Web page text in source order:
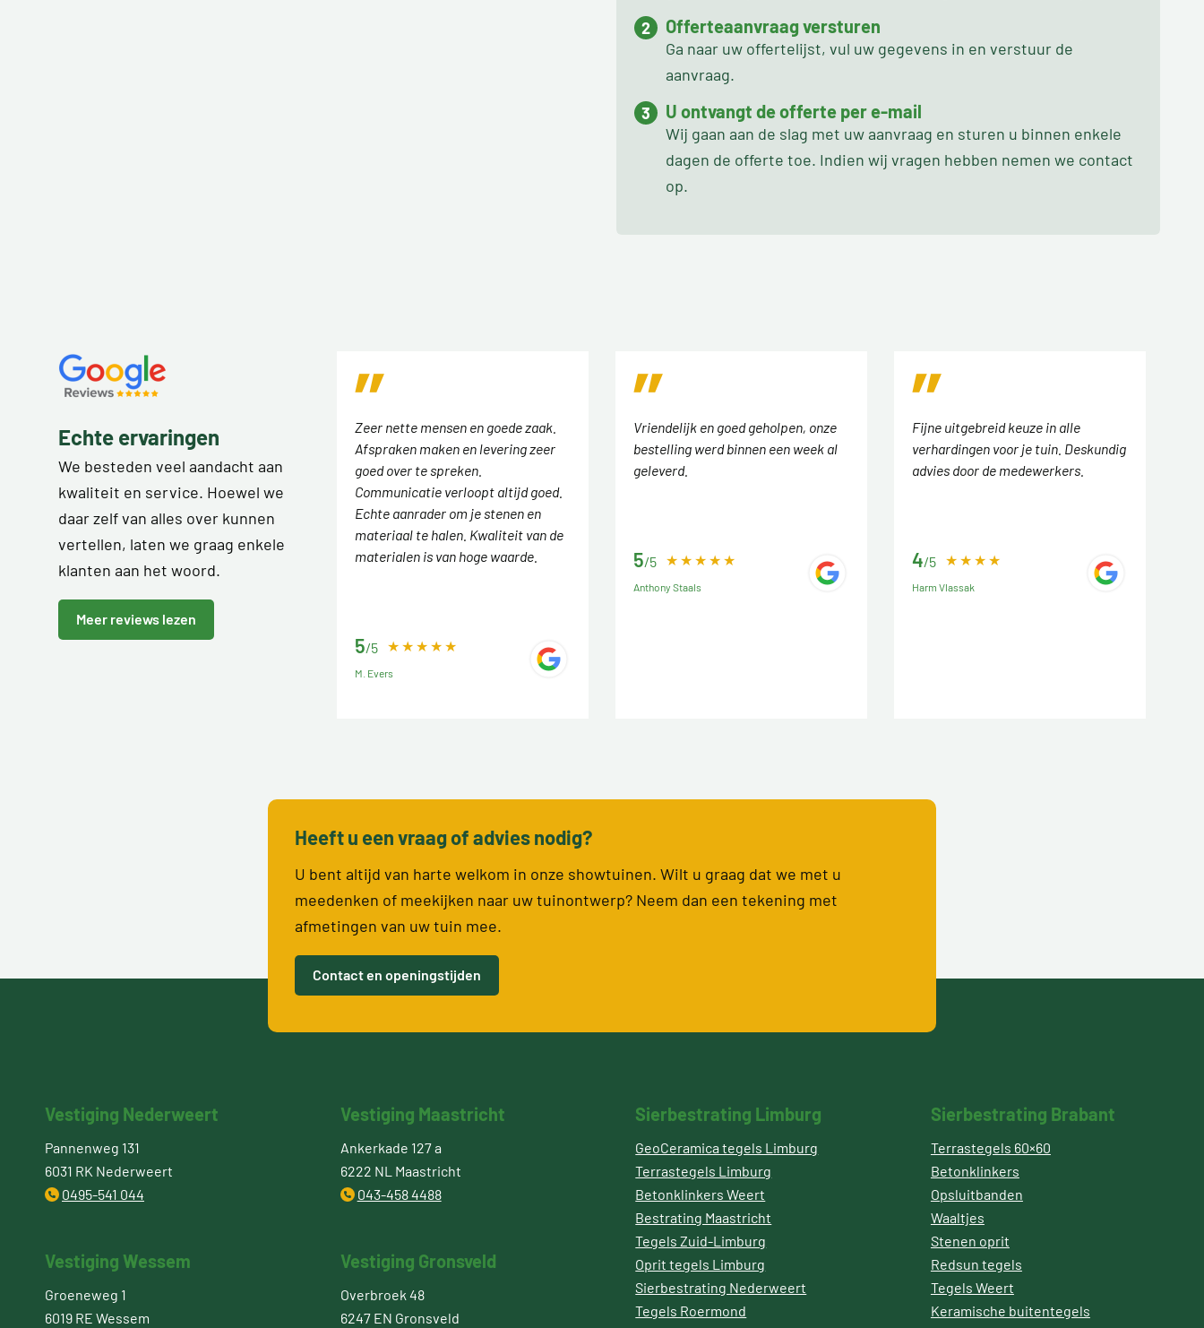
Offerteaanvraag versturen
Ga naar uw offertelijst, vul uw gegevens in en verstuur de
aanvraag.
U ontvangt de offerte per e-mail
Wij gaan aan de slag met uw aanvraag en sturen u binnen enkele
dagen de offerte toe. Indien wij vragen hebben nemen we contact
op.
Echte ervaringen
We besteden veel aandacht aan
kwaliteit en service. Hoewel we
daar zelf van alles over kunnen
vertellen, laten we graag enkele
klanten aan het woord.
Meer reviews lezen
Zeer nette mensen en goede zaak.
Afspraken maken en levering zeer
goed over te spreken.
Communicatie verloopt altijd goed.
Echte aanrader om je stenen en
materiaal te halen. Kwaliteit van de
materialen is van hoge waarde.
5/5
M. Evers
Vriendelijk en goed geholpen, onze
bestelling werd binnen een week al
geleverd.
5/5
Anthony Staals
Fijne uitgebreid keuze in alle
verhardingen voor je tuin. Deskundig
advies door de medewerkers.
4/5
Harm Vlassak
Heeft u een vraag of advies nodig?
U bent altijd van harte welkom in onze showtuinen. Wilt u graag dat we met u
meedenken of meekijken naar uw tuinontwerp? Neem dan een tekening met
afmetingen van uw tuin mee.
Contact en openingstijden
Vestiging Nederweert
Pannenweg 131
6031 RK Nederweert
0495-541 044
Vestiging Wessem
Groeneweg 1
6019 RE Wessem
Vestiging Maastricht
Ankerkade 127 a
6222 NL Maastricht
043-458 4488
Vestiging Gronsveld
Overbroek 48
6247 EN Gronsveld
Sierbestrating Limburg
GeoCeramica tegels Limburg
Terrastegels Limburg
Betonklinkers Weert
Bestrating Maastricht
Tegels Zuid-Limburg
Oprit tegels Limburg
Sierbestrating Nederweert
Tegels Roermond
Sierbestrating Brabant
Terrastegels 60×60
Betonklinkers
Opsluitbanden
Waaltjes
Stenen oprit
Redsun tegels
Tegels Weert
Keramische buitentegels